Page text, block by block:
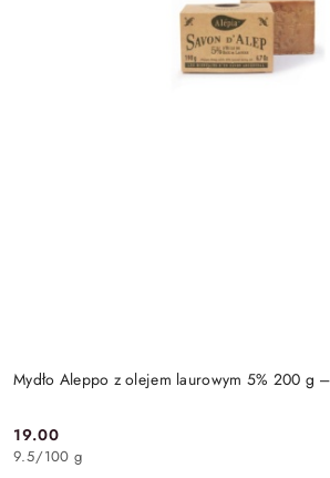
Mydło Aleppo z olejem laurowym 5% 200 g
Cena:
19.00
9.5/100 g